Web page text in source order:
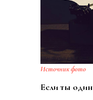
Источник фото
Если ты один